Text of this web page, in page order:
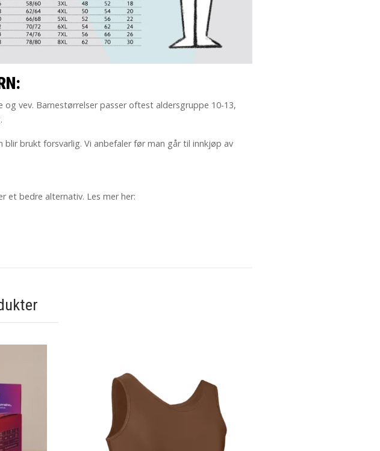
vev. Barnestørrelser passer oftest aldersgruppe 10-13,
brukt forsvarlig. Vi anbefaler før man går til innkjøp av
et bedre alternativ. Les mer her: